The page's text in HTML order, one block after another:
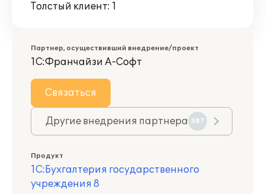
Толстый клиент: 1
Партнер, осуществивший внедрение/проект
1С:Франчайзи А-Софт
Связаться
Другие внедрения партнера 387
Продукт
1С:Бухгалтерия государственного
учреждения 8